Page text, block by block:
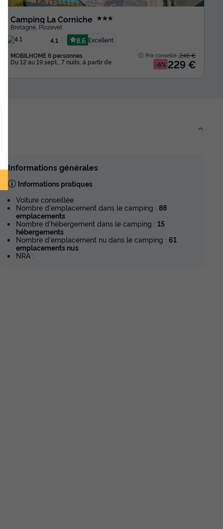
Camping La Corniche ★★★
Bretagne, Plozevet
4.1
8.6 Excellent
MOBILHOME 6 personnes
Du 12 au 19 sept., 7 nuits, à partir de
Prix conseillé :246 €
-6% 229 €
Informations générales
Informations pratiques
Voiture conseillée
Nombre d'emplacement dans le camping : 88
emplacements
Nombre d'hébergement dans le camping : 15
hébergements
Nombre d'emplacement nu dans le camping : 61
emplacements nus
NRA :